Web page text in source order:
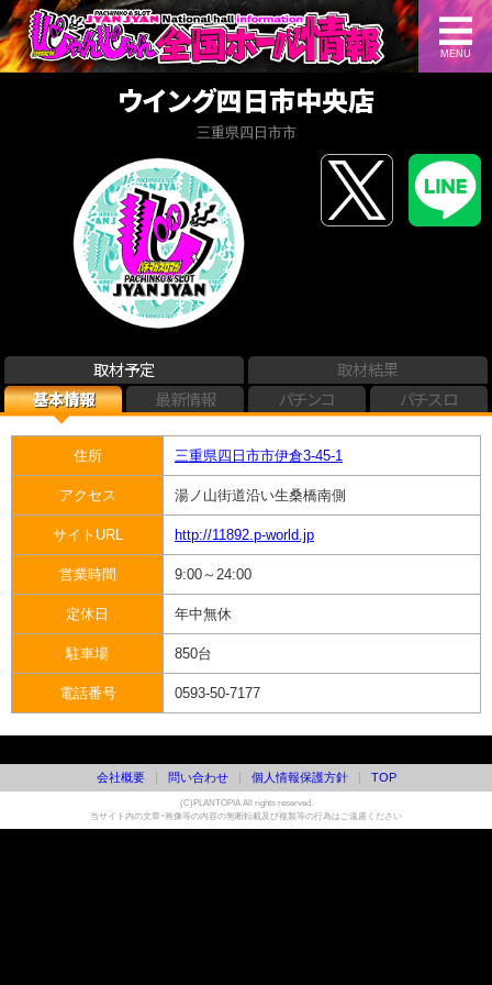
MENU
ウイング四日市中央店
三重県四日市市
取材予定
取材結果
基本情報
最新情報 パチンコ パチスロ
住所 三重県四日市市伊倉3-45-1
アクセス 湯ノ山街道沿い生桑橋南側
サイトURL http://11892.p-world.jp
営業時間 9:00～24:00
定休日 年中無休
駐車場 850台
電話番号 0593-50-7177
会社概要 問い合わせ 個人情報保護方針 TOP
(C)PLANTOPIA All rights reserved.
当サイト内の文章・画像等の内容の無断転載及び複製等の行為はご遠慮ください